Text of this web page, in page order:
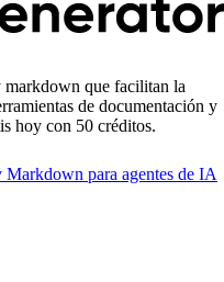
que facilitan la
de documentación y
hoy con 50 créditos.
para agentes de IA